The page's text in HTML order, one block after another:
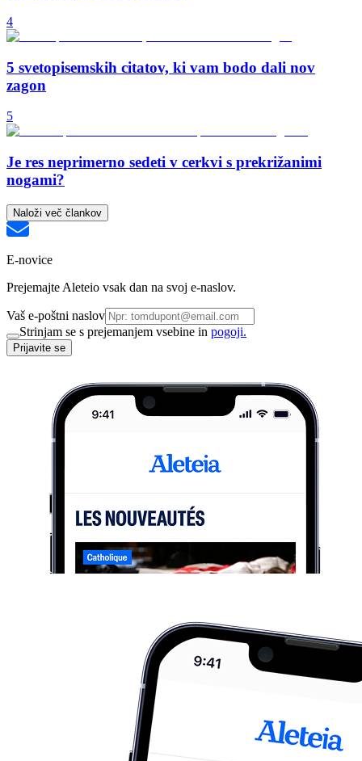
4
5 svetopisemskih citatov, ki vam bodo dali nov
zagon
5
Je res neprimerno sedeti v cerkvi s prekrižanimi
nogami?
Naloži več člankov
E-novice
Prejemajte Aleteio vsak dan na svoj e-naslov.
Vaš e-poštni naslov
Strinjam se s prejemanjem vsebine in pogoji.
Prijavite se